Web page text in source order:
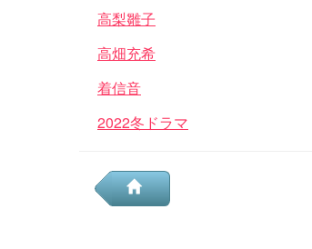
高梨雛子
高畑充希
着信音
2022冬ドラマ